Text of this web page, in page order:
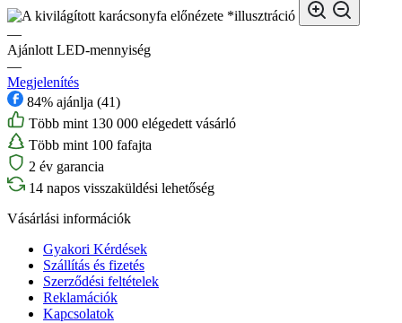
*illusztráció
—
Ajánlott LED-mennyiség
—
Megjelenítés
84% ajánlja (41)
Több mint 130 000 elégedett vásárló
Több mint 100 fafajta
2 év garancia
14 napos visszaküldési lehetőség
Vásárlási információk
Gyakori Kérdések
Szállítás és fizetés
Szerződési feltételek
Reklamációk
Kapcsolatok